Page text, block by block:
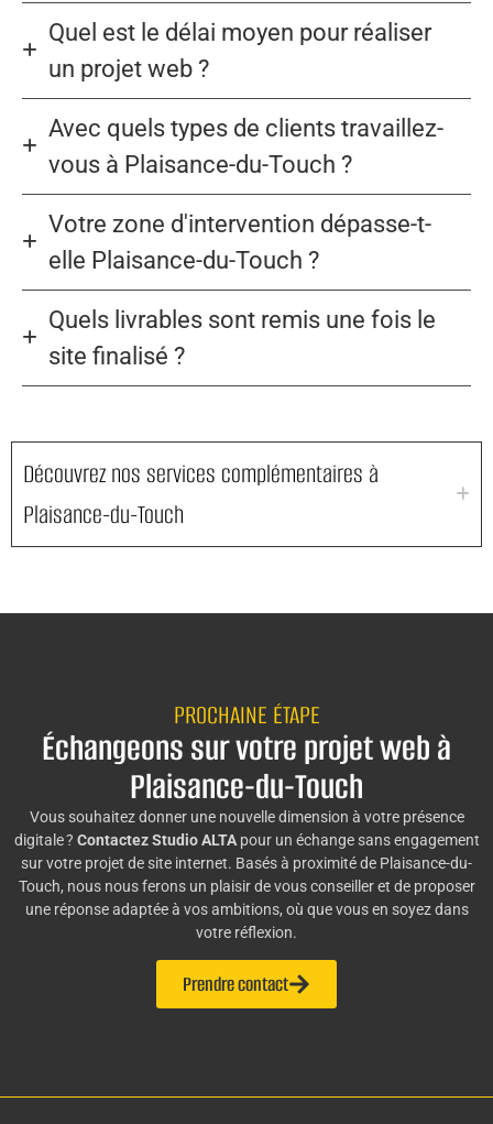
Quel est le délai moyen pour réaliser
un projet web ?
Avec quels types de clients travaillez-
vous à Plaisance-du-Touch ?
Votre zone d'intervention dépasse-t-
elle Plaisance-du-Touch ?
Quels livrables sont remis une fois le
site finalisé ?
Découvrez nos services complémentaires à
Plaisance-du-Touch
PROCHAINE ÉTAPE
Échangeons sur votre projet web à
Plaisance-du-Touch
Vous souhaitez donner une nouvelle dimension à votre présence
digitale ? Contactez Studio ALTApour un échange sans engagement
sur votre projet de site internet. Basés à proximité de Plaisance-du-
Touch, nous nous ferons un plaisir de vous conseiller et de proposer
une réponse adaptée à vos ambitions, où que vous en soyez dans
votre réflexion.
Prendre contact